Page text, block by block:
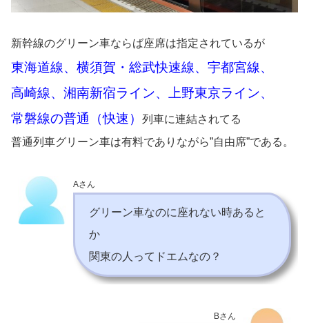
新幹線のグリーン車ならば座席は指定されているが
東海道線、横須賀・総武快速線、宇都宮線、
高崎線、湘南新宿ライン、上野東京ライン、
常磐線の普通（快速）
列車に連結されてる
普通列車グリーン車は有料でありながら”自由席”である。
Aさん
グリーン車なのに座れない時あると
か
関東の人ってドエムなの？
Bさん